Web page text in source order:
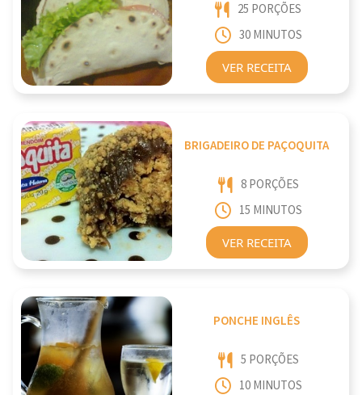
25 PORÇÕES
30 MINUTOS
VER RECEITA
BRIGADEIRO DE PAÇOQUITA
8 PORÇÕES
15 MINUTOS
VER RECEITA
PONCHE INGLÊS
5 PORÇÕES
10 MINUTOS